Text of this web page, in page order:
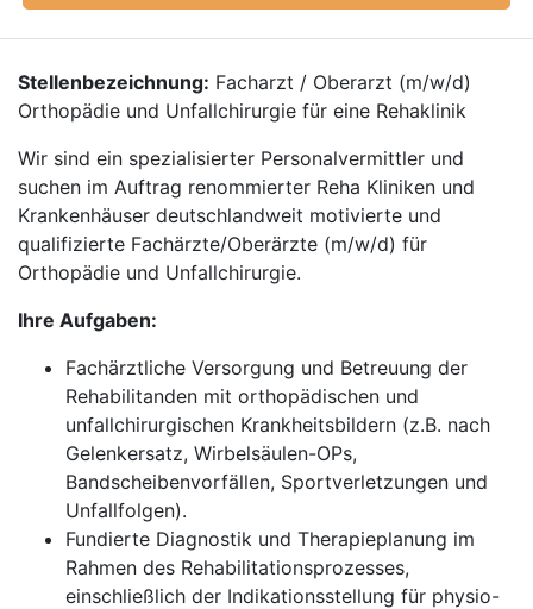
Stellenbezeichnung: Facharzt / Oberarzt (m/w/d)
Orthopädie und Unfallchirurgie für eine Rehaklinik
Wir sind ein spezialisierter Personalvermittler und
suchen im Auftrag renommierter Reha Kliniken und
Krankenhäuser deutschlandweit motivierte und
qualifizierte Fachärzte/Oberärzte (m/w/d) für
Orthopädie und Unfallchirurgie.
Ihre Aufgaben:
Fachärztliche Versorgung und Betreuung der
Rehabilitanden mit orthopädischen und
unfallchirurgischen Krankheitsbildern (z.B. nach
Gelenkersatz, Wirbelsäulen-OPs,
Bandscheibenvorfällen, Sportverletzungen und
Unfallfolgen).
Fundierte Diagnostik und Therapieplanung im
Rahmen des Rehabilitationsprozesses,
einschließlich der Indikationsstellung für physio-